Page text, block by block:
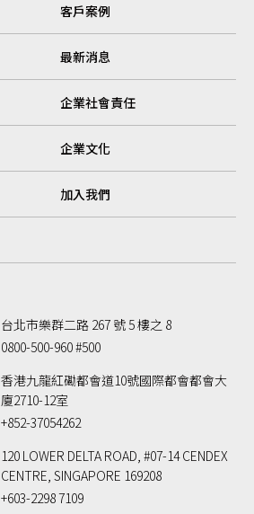
客戶案例
最新消息
企業社會責任
企業文化
加入我們
台北市樂群二路 267 號 5 樓之 8
0800-500-960 #500
香港九龍紅磡都會道10號國際都會都會大
廈2710-12室
+852-37054262
120 LOWER DELTA ROAD, #07-14 CENDEX
CENTRE, SINGAPORE 169208
+603-2298 7109